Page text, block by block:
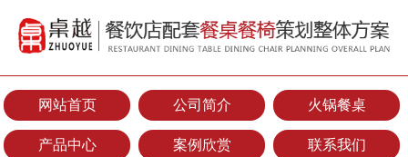
网站首页 公司简介 火锅餐桌
产品中心 案例欣赏 联系我们